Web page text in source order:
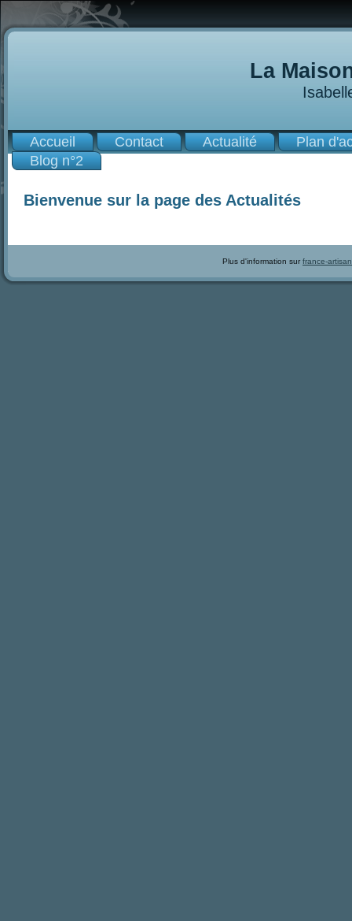
La
Accueil Contact Actualité
Plan
Blog n°2
Bienvenue sur la page des Actualités
Plus d'information sur france-